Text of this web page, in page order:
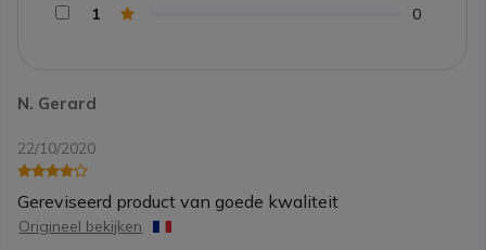
N. Gerard
22/10/2020
Gereviseerd product van goede kwaliteit
Origineel bekijken
1
0